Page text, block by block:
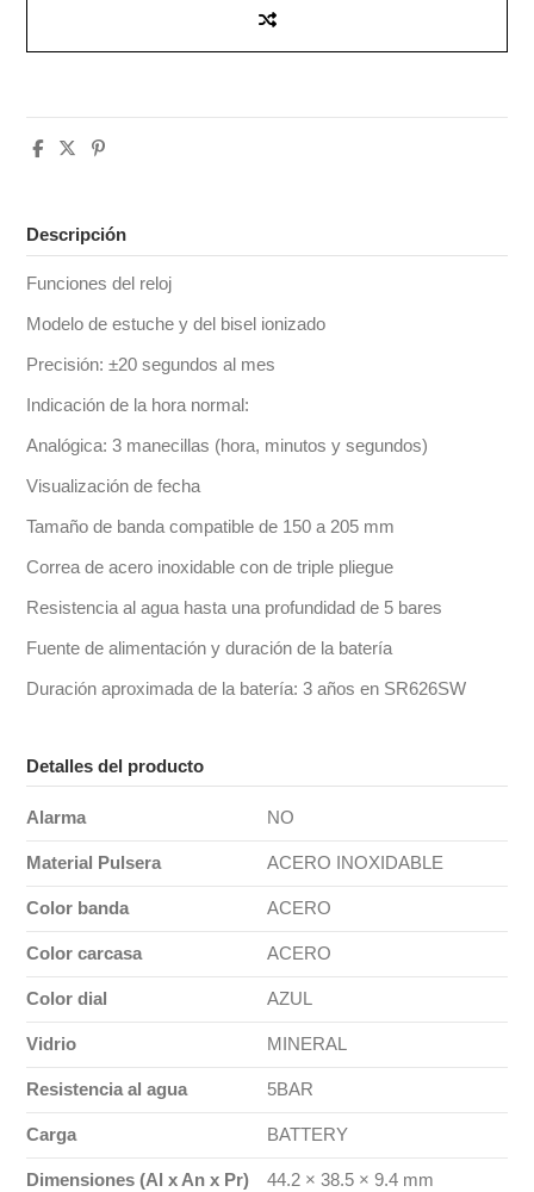
Descripción
Funciones del reloj
Modelo de estuche y del bisel ionizado
Precisión: ±20 segundos al mes
Indicación de la hora normal:
Analógica: 3 manecillas (hora, minutos y segundos)
Visualización de fecha
Tamaño de banda compatible de 150 a 205 mm
Correa de acero inoxidable con de triple pliegue
Resistencia al agua hasta una profundidad de 5 bares
Fuente de alimentación y duración de la batería
Duración aproximada de la batería: 3 años en SR626SW
Detalles del producto
Alarma NO
Material Pulsera ACERO INOXIDABLE
Color banda ACERO
Color carcasa ACERO
Color dial AZUL
Vidrio MINERAL
Resistencia al agua 5BAR
Carga BATTERY
Dimensiones (Al x An x Pr) 44.2 × 38.5 × 9.4 mm